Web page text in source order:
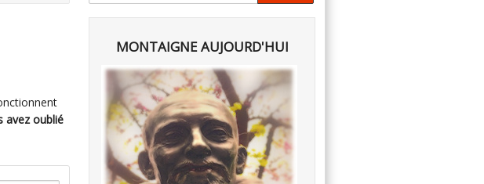
avez oublié
MONTAIGNE AUJOURD'HUI